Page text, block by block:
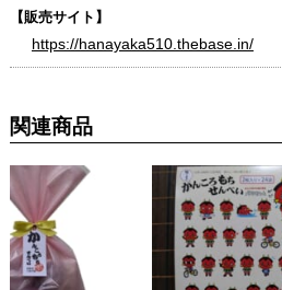
【販売サイト】
https://hanayaka510.thebase.in/
関連商品